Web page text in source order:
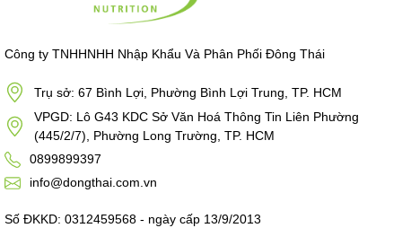
Công ty TNHHNHH Nhập Khẩu Và Phân Phối Đông Thái
Trụ sở: 67 Bình Lợi, Phường Bình Lợi Trung, TP. HCM
VPGD: Lô G43 KDC Sở Văn Hoá Thông Tin Liên Phường
(445/2/7), Phường Long Trường, TP. HCM
0899899397
info@dongthai.com.vn
Số ĐKKD: 0312459568 - ngày cấp 13/9/2013